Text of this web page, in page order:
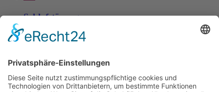
Schlafstörungen
Zaria 3. Juni 2026 um 13:03
Ms word to PDF
Manuellsen 28. Mai 2026 um 10:31